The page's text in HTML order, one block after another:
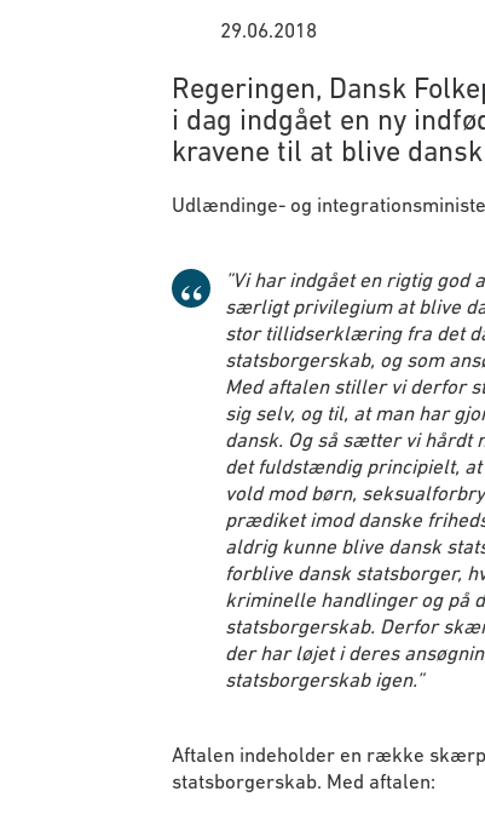
29.06.2018
Regeringen, Dansk
i dag indgået en ny
kravene til at blive
Udlændinge- og
”Vi har indgået en rigtig god
særligt privilegium at blive
stor tillidserklæring fra det
statsborgerskab, og som
Med aftalen stiller vi derfor
sig selv, og til, at man har
dansk. Og så sætter vi hårdt
det fuldstændig principielt,
vold mod børn,
prædiket imod danske
aldrig kunne blive dansk
forblive dansk statsborger,
kriminelle handlinger og på
statsborgerskab. Derfor
der har løjet i deres
statsborgerskab igen.”
Aftalen indeholder en række
statsborgerskab. Med aftalen: